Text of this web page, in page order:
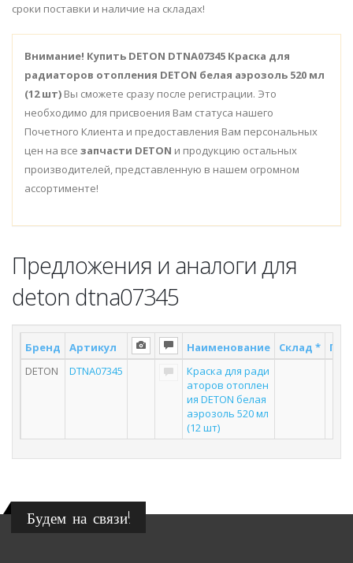
сроки поставки и наличие на складах!
Внимание! Купить DETON DTNA07345 Краска для
радиаторов отопления DETON белая аэрозоль 520 мл
(12 шт) Вы сможете сразу после регистрации. Это
необходимо для присвоения Вам статуса нашего
Почетного Клиента и предоставления Вам персональных
цен на все запчасти DETON и продукцию остальных
производителей, представленную в нашем огромном
ассортименте!
Предложения и аналоги для
deton dtna07345
Бренд Артикул Наименование Склад *
DETON
DTNA07345
Краска для ради
аторов отоплен
ия DETON белая
аэрозоль 520 мл
(12 шт)
Будем на связи!